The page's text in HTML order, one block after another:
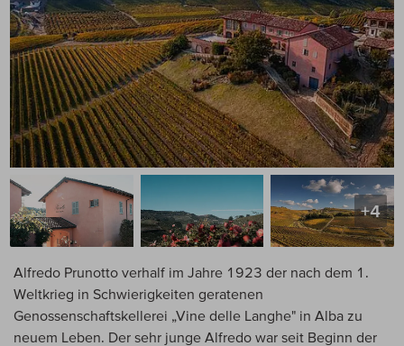
+4
Alfredo Prunotto verhalf im Jahre 1923 der nach dem 1.
Weltkrieg in Schwierigkeiten geratenen
Genossenschaftskellerei „Vine delle Langhe" in Alba zu
neuem Leben. Der sehr junge Alfredo war seit Beginn der